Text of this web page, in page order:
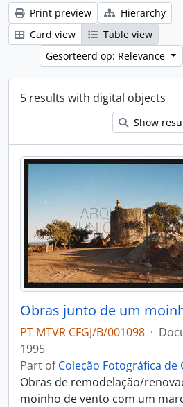
Print preview
Hierarchy
Card view
Table view
Gesorteerd op: Relevance
5 results with digital objects
Show
Obras junto de um
PT MTVR CFGJ/B/001098 ·
1995
Part ofColeção Fotográfica de
Obras de remodelação/
moinho de vento com um